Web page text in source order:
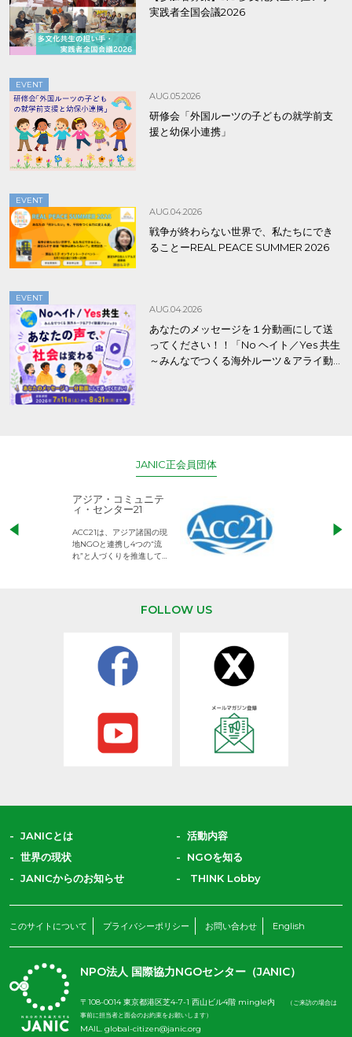
実践者全国会議2026
EVENT
AUG.05.2026
研修会「外国ルーツの子どもの就学前支
援と幼保小連携」
EVENT
AUG.04.2026
戦争が終わらない世界で、私たちにでき
ることーREAL PEACE SUMMER 2026
EVENT
AUG.04.2026
あなたのメッセージを１分動画にして送
ってください！！「No ヘイト／Yes 共生
～みんなでつくる海外ルーツ＆アライ動
JANIC正会員団体
アジア・コミュニテ
ィ・センター21
ACC21は、アジア諸国の現
地NGOと連携し4つの“流
れ”と人づくりを推進してい
児童労働のない
権利が守られた
FOLLOW US
JANICとは
活動内容
世界の現状
NGOを知る
JANICからのお知らせ
THINK Lobby
このサイトについて プライバシーポリシー お問い合わせ English
NPO法人 国際協力NGOセンター（JANIC）
〒108-0014 東京都港区芝4-7-1 西山ビル4階 mingle内
（ご来訪の場合は
事前に担当者と面会のお約束をお願いします）
MAIL. global-citizen@janic.org